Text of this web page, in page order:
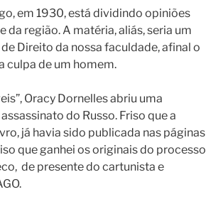
em 1930, está dividindo opiniões
da região. A matéria, aliás, seria um
Direito da nossa faculdade, afinal o
culpa de um homem.
Oracy Dornelles abriu uma
do Russo. Friso que a
já havia sido publicada nas páginas
que ganhei os originais do processo
de presente do cartunista e